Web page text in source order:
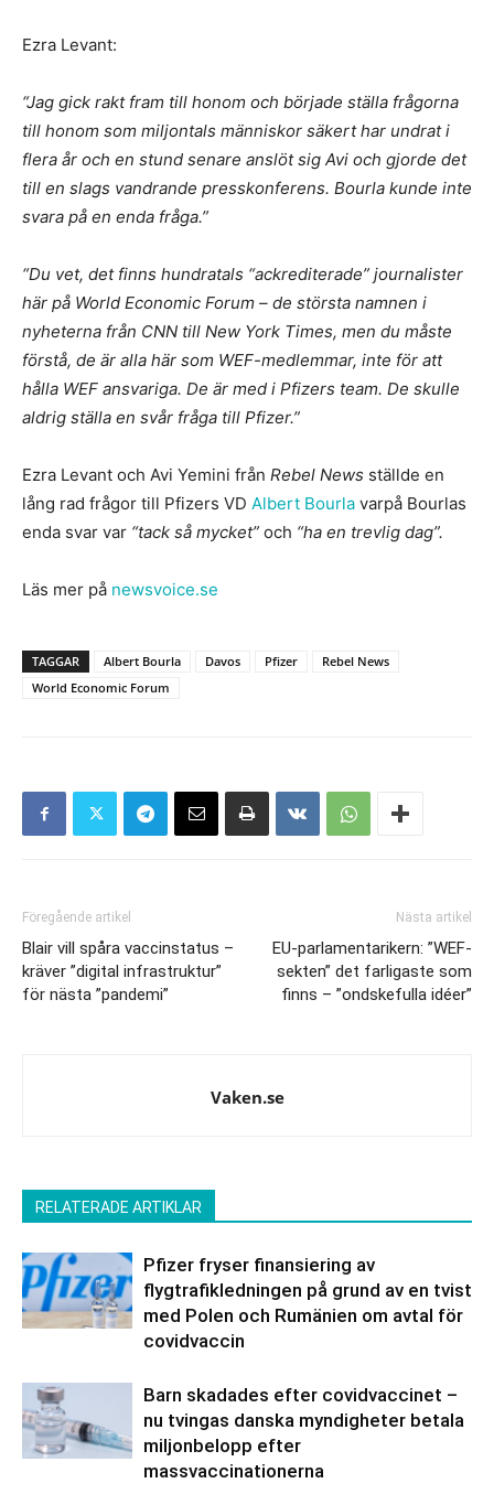
Ezra Levant:
“Jag gick rakt fram till honom och började ställa frågorna
till honom som miljontals människor säkert har undrat i
flera år och en stund senare anslöt sig Avi och gjorde det
till en slags vandrande presskonferens. Bourla kunde inte
svara på en enda fråga.”
“Du vet, det finns hundratals “ackrediterade” journalister
här på World Economic Forum – de största namnen i
nyheterna från CNN till New York Times, men du måste
förstå, de är alla här som WEF-medlemmar, inte för att
hålla WEF ansvariga. De är med i Pfizers team. De skulle
aldrig ställa en svår fråga till Pfizer.”
Ezra Levant och Avi Yemini från Rebel News ställde en
lång rad frågor till Pfizers VD Albert Bourla varpå Bourlas
enda svar var “tack så mycket” och “ha en trevlig dag”.
Läs mer på newsvoice.se
TAGGAR Albert Bourla Davos Pfizer
Rebel News
World Economic Forum
Föregående artikel
Blair vill spåra vaccinstatus –
kräver ”digital infrastruktur”
för nästa ”pandemi”
Nästa artikel
EU-parlamentarikern: ”WEF-
sekten” det farligaste som
finns – ”ondskefulla idéer”
Vaken.se
RELATERADE ARTIKLAR
Pfizer fryser finansiering av
flygtrafikledningen på grund av en tvist
med Polen och Rumänien om avtal för
covidvaccin
Barn skadades efter covidvaccinet –
nu tvingas danska myndigheter betala
miljonbelopp efter
massvaccinationerna